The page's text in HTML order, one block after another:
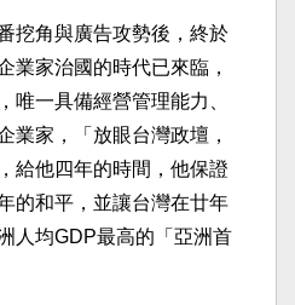
挖角與廣告攻勢後，終於
業家治國的時代已來臨，
唯一具備經營管理能力、
業家，「放眼台灣政壇，
給他四年的時間，他保證
的和平，並讓台灣在廿年
人均GDP最高的「亞洲首